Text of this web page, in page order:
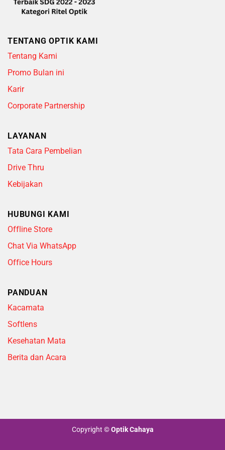
TENTANG OPTIK KAMI
Tentang Kami
Promo Bulan ini
Karir
Corporate Partnership
LAYANAN
Tata Cara Pembelian
Drive Thru
Kebijakan
HUBUNGI KAMI
Offline Store
Chat Via WhatsApp
Office Hours
PANDUAN
Kacamata
Softlens
Kesehatan Mata
Berita dan Acara
Copyright ©Optik Cahaya